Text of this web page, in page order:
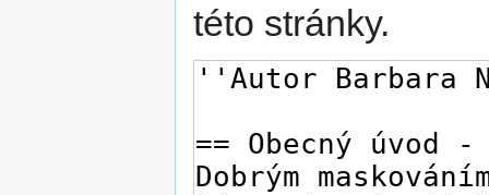
této stránky.